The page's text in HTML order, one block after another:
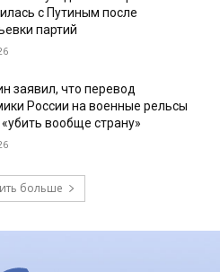
с Путиным после
партий
заявил, что перевод
России на военные рельсы
вообще страну»
больше